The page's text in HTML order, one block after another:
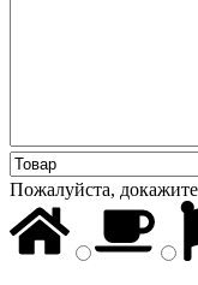
Пожалуйста,